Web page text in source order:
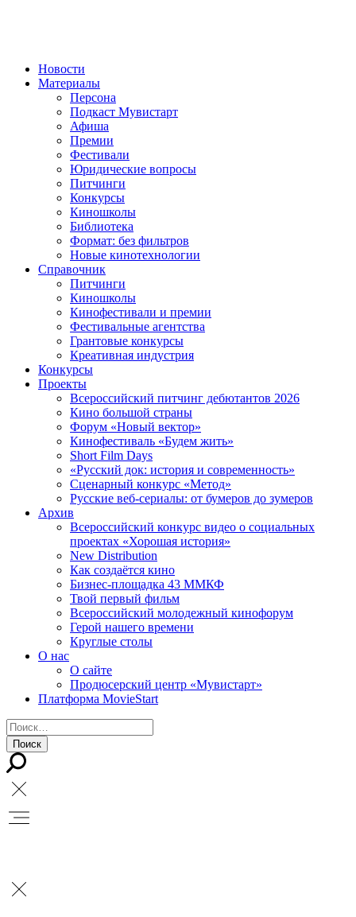
Новости
Материалы
Персона
Подкаст Мувистарт
Афиша
Премии
Фестивали
Юридические вопросы
Питчинги
Конкурсы
Киношколы
Библиотека
Формат: без фильтров
Новые кинотехнологии
Справочник
Питчинги
Киношколы
Кинофестивали и премии
Фестивальные агентства
Грантовые конкурсы
Креативная индустрия
Конкурсы
Проекты
Всероссийский питчинг дебютантов 2026
Кино большой страны
Форум «Новый вектор»
Кинофестиваль «Будем жить»
Short Film Days
«Русский док: история и современность»
Сценарный конкурс «Метод»
Русские веб-сериалы: от бумеров до зумеров
Архив
Всероссийский конкурс видео о социальных
проектах «Хорошая история»
New Distribution
Как создаётся кино
Бизнес-площадка 43 ММКФ
Твой первый фильм
Всероссийский молодежный кинофорум
Герой нашего времени
Круглые столы
О нас
О сайте
Продюсерский центр «Мувистарт»
Платформа MovieStart